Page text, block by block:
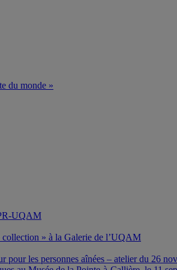
du monde »
UQAM
collection » à la Galerie de l’UQAM
pour les personnes aînées – atelier du 26